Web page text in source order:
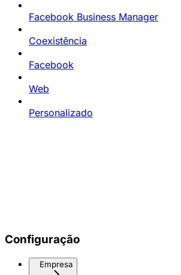
Facebook Business Manager
Coexistência
Facebook
Web
Personalizado
Configuração
Empresa